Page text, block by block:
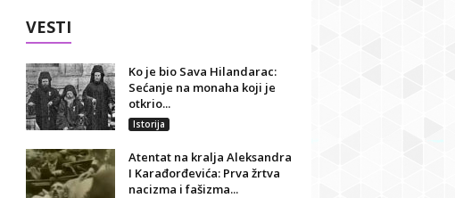
VESTI
Ko je bio Sava Hilandarac:
Sećanje na monaha koji je
otkrio...
Istorija
Atentat na kralja Aleksandra
I Karađorđevića: Prva žrtva
nacizma i fašizma...